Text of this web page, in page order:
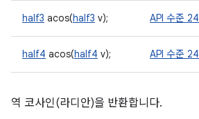
half3 acos(half3 v); API 수준 24
half4 acos(half4 v); API 수준 24
역 코사인(라디안)을 반환합니다.